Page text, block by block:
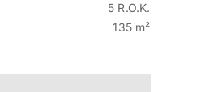
5 R.O.K.
135 m²